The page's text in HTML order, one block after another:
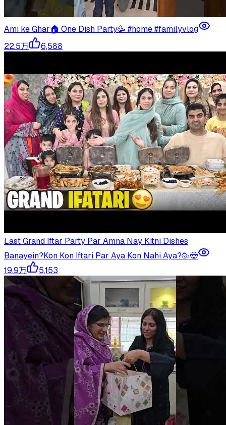
Ami ke Ghar🏠 One Dish Party🥳 #home #familyvlog
22.5万
6,588
Last Grand Iftar Party Par Amna Nay Kitni Dishes
Banayein?Kon Kon Iftari Par Aya Kon Nahi Aya?🥳😍
19.9万
5,153